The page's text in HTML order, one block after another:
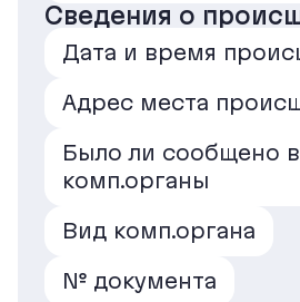
Сведения о
Дата и время
Адрес места
Было ли сообщено в
комп.органы
Вид комп.органа
№ документа